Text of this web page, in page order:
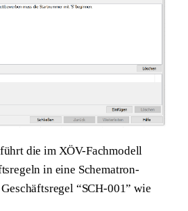
die im XÖV-Fachmodell
in eine Schematron-
“SCH-001” wie